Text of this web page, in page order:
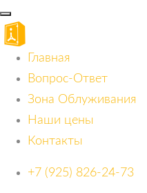
Главная
Вопрос-Ответ
Зона Облуживания
Наши цены
Контакты
+7 (925) 826-24-73